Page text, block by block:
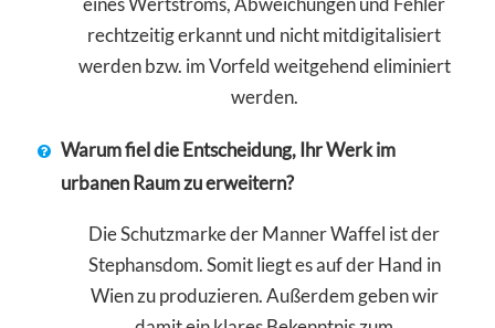
rechtzeitig erkannt und nicht mitdigitalisiert
werden bzw. im Vorfeld weitgehend eliminiert
werden.
Warum fiel die Entscheidung, Ihr Werk im
urbanen Raum zu erweitern?
Die Schutzmarke der Manner Waffel ist der
Stephansdom. Somit liegt es auf der Hand in
Wien zu produzieren. Außerdem geben wir